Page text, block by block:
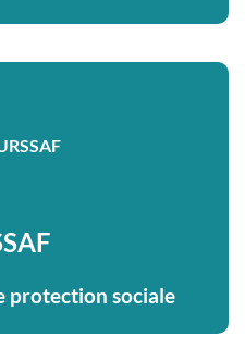
protection sociale